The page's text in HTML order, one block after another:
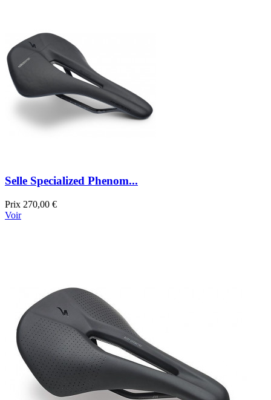
Selle Specialized Phenom...
Prix 270,00 €
Voir